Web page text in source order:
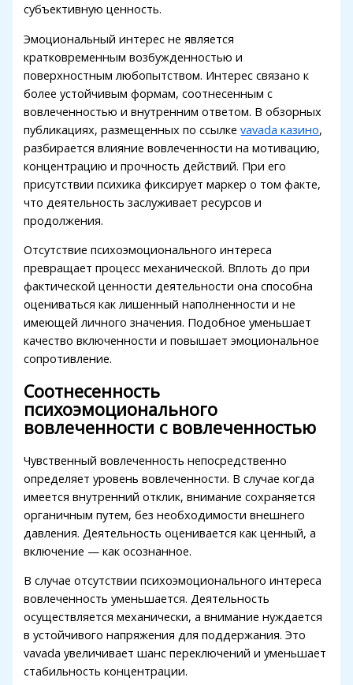
Hacklink panel
Hacklink panel
Hacklink panel
Hacklink satın al
Hacklink panel
Hacklink panel
Hacklink panel
Hacklink panel
Hacklink panel
Hacklink panel
Hacklink panel
Hacklink panel
Hacklink panel
Hacklink panel
Hacklink panel
Hacklink panel
Hacklink panel
Hacklink panel
Hacklink panel
Hacklink panel
Hacklink panel
Hacklink panel
Hacklink panel
субъективную ценность.
Эмоциональный интерес не является
кратковременным возбужденностью и
поверхностным любопытством. Интерес связано к
более устойчивым формам, соотнесенным с
вовлеченностью и внутренним ответом. В обзорных
публикациях, размещенных по ссылкеvavada казино,
разбирается влияние вовлеченности на мотивацию,
концентрацию и прочность действий. При его
присутствии психика фиксирует маркер о том факте,
что деятельность заслуживает ресурсов и
продолжения.
Отсутствие психоэмоционального интереса
превращает процесс механической. Вплоть до при
фактической ценности деятельности она способна
оцениваться как лишенный наполненности и не
имеющей личного значения. Подобное уменьшает
качество включенности и повышает эмоциональное
сопротивление.
Соотнесенность
психоэмоционального
вовлеченности с вовлеченностью
Чувственный вовлеченность непосредственно
определяет уровень вовлеченности. В случае когда
имеется внутренний отклик, внимание сохраняется
органичным путем, без необходимости внешнего
давления. Деятельность оценивается как ценный, а
включение — как осознанное.
В случае отсутствии психоэмоционального интереса
вовлеченность уменьшается. Деятельность
осуществляется механически, а внимание нуждается
в устойчивого напряжения для поддержания. Это
vavada увеличивает шанс переключений и уменьшает
стабильность концентрации.